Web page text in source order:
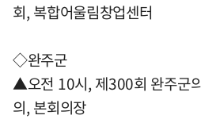
회, 복합어울림창업센터
◇완주군
▲오전 10시, 제300회 완주군
의, 본회의장